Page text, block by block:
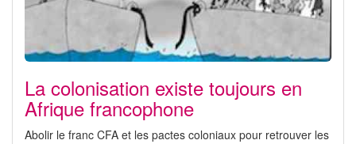
La colonisation existe toujours en
Afrique francophone
Abolir le franc CFA et les pactes coloniaux pour retrouver les